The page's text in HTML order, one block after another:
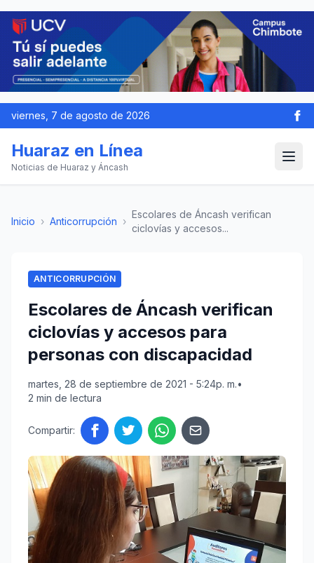
viernes, 7 de agosto de 2026
Huaraz en Línea
Noticias de Huaraz y Áncash
Inicio › Anticorrupción ›
Escolares de Áncash verifican
ciclovías y accesos...
ANTICORRUPCIÓN
Escolares de Áncash verifican
ciclovías y accesos para
personas con discapacidad
martes, 28 de septiembre de 2021 - 5:24p. m.•
2 min de lectura
Compartir: